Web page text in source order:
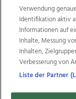
Weitere
TV1 di-
Life Radio
OÖN Karriere
Verwendung
Identifikation aktiv
Informationen auf
Inhalte, Messung
Inhalten,
Verbesserung von
Liste der Partner